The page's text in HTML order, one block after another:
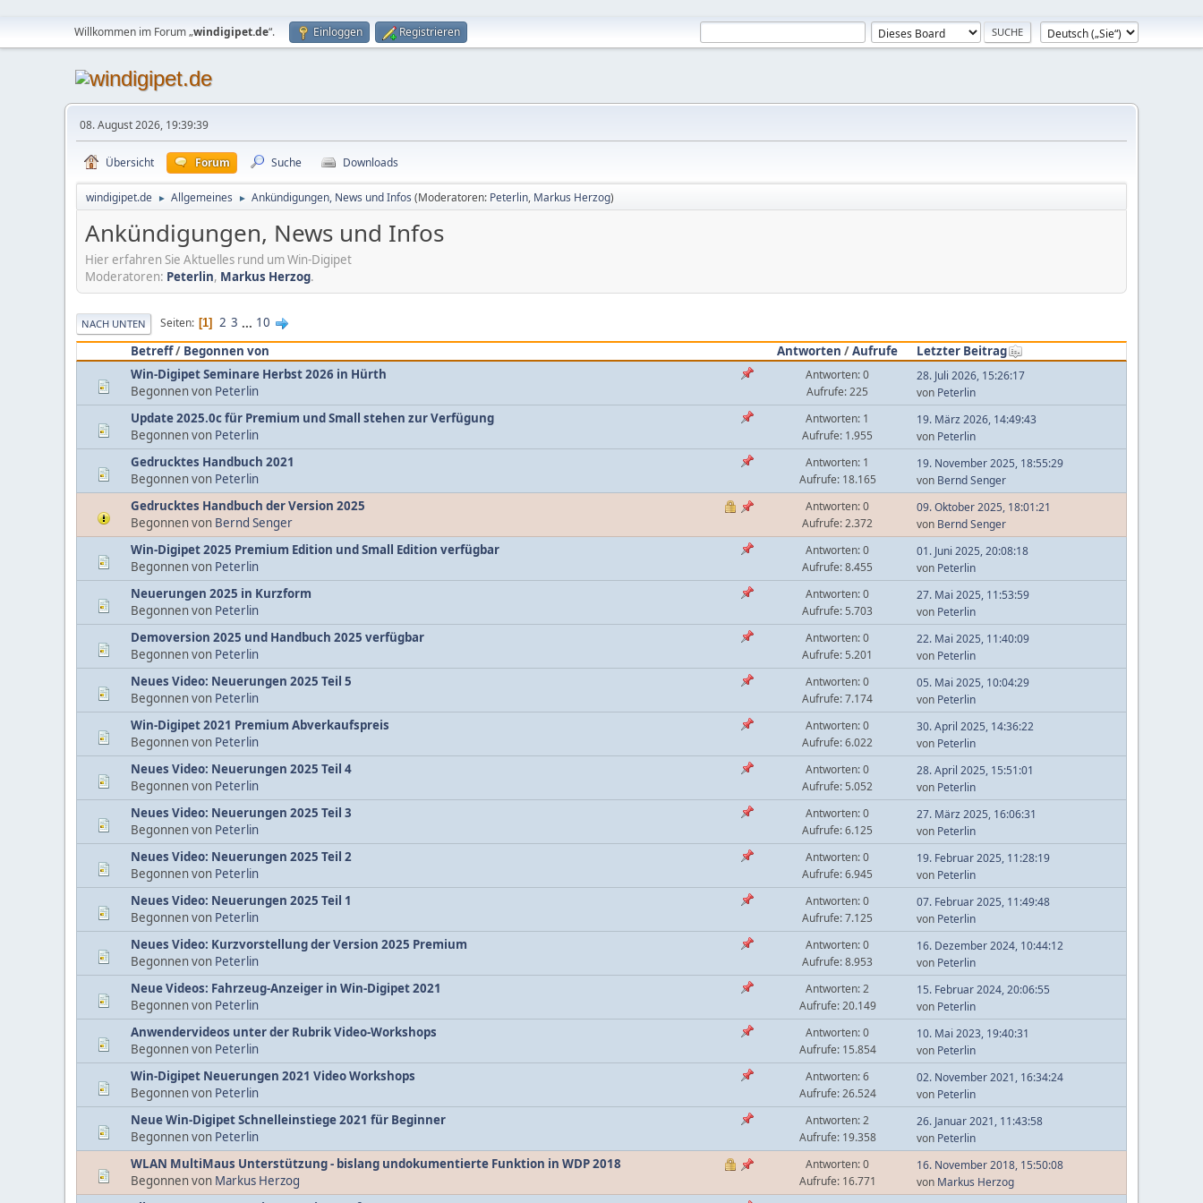
Willkommen im Forum „windigipet.de“. Einloggen Registrieren
08. August 2026, 19:39:39
Übersicht Forum Suche Downloads
windigipet.de ► Allgemeines ► Ankündigungen, News und Infos (Moderatoren: Peterlin, Markus Herzog)
Ankündigungen, News und Infos
Hier erfahren Sie Aktuelles rund um Win-Digipet
Moderatoren: Peterlin, Markus Herzog.
NACH UNTEN Seiten 1 2 3 ... 10
Betreff/ Begonnen von Antworten /Aufrufe
Letzter Beitrag
Win-Digipet Seminare Herbst 2026 in Hürth
Begonnen von Peterlin
Antworten: 0
Aufrufe: 225
28. Juli 2026, 15:26:17
von Peterlin
Update 2025.0c für Premium und Small stehen zur Verfügung
Begonnen von Peterlin
Antworten: 1
Aufrufe: 1.955
19. März 2026, 14:49:43
von Peterlin
Gedrucktes Handbuch 2021
Begonnen von Peterlin
Antworten: 1
Aufrufe: 18.165
19. November 2025, 18:55:29
von Bernd Senger
Gedrucktes Handbuch der Version 2025
Begonnen von Bernd Senger
Antworten: 0
Aufrufe: 2.372
09. Oktober 2025, 18:01:21
von Bernd Senger
Win-Digipet 2025 Premium Edition und Small Edition verfügbar
Begonnen von Peterlin
Antworten: 0
Aufrufe: 8.455
01. Juni 2025, 20:08:18
von Peterlin
Neuerungen 2025 in Kurzform
Begonnen von Peterlin
Antworten: 0
Aufrufe: 5.703
27. Mai 2025, 11:53:59
von Peterlin
Demoversion 2025 und Handbuch 2025 verfügbar
Begonnen von Peterlin
Antworten: 0
Aufrufe: 5.201
22. Mai 2025, 11:40:09
von Peterlin
Neues Video: Neuerungen 2025 Teil 5
Begonnen von Peterlin
Antworten: 0
Aufrufe: 7.174
05. Mai 2025, 10:04:29
von Peterlin
Win-Digipet 2021 Premium Abverkaufspreis
Begonnen von Peterlin
Antworten: 0
Aufrufe: 6.022
30. April 2025, 14:36:22
von Peterlin
Neues Video: Neuerungen 2025 Teil 4
Begonnen von Peterlin
Antworten: 0
Aufrufe: 5.052
28. April 2025, 15:51:01
von Peterlin
Neues Video: Neuerungen 2025 Teil 3
Begonnen von Peterlin
Antworten: 0
Aufrufe: 6.125
27. März 2025, 16:06:31
von Peterlin
Neues Video: Neuerungen 2025 Teil 2
Begonnen von Peterlin
Antworten: 0
Aufrufe: 6.945
19. Februar 2025, 11:28:19
von Peterlin
Neues Video: Neuerungen 2025 Teil 1
Begonnen von Peterlin
Antworten: 0
Aufrufe: 7.125
07. Februar 2025, 11:49:48
von Peterlin
Neues Video: Kurzvorstellung der Version 2025 Premium
Begonnen von Peterlin
Antworten: 0
Aufrufe: 8.953
16. Dezember 2024, 10:44:12
von Peterlin
Neue Videos: Fahrzeug-Anzeiger in Win-Digipet 2021
Begonnen von Peterlin
Antworten: 2
Aufrufe: 20.149
15. Februar 2024, 20:06:55
von Peterlin
Anwendervideos unter der Rubrik Video-Workshops
Begonnen von Peterlin
Antworten: 0
Aufrufe: 15.854
10. Mai 2023, 19:40:31
von Peterlin
Win-Digipet Neuerungen 2021 Video Workshops
Begonnen von Peterlin
Antworten: 6
Aufrufe: 26.524
02. November 2021, 16:34:24
von Peterlin
Neue Win-Digipet Schnelleinstiege 2021 für Beginner
Begonnen von Peterlin
Antworten: 2
Aufrufe: 19.358
26. Januar 2021, 11:43:58
von Peterlin
WLAN MultiMaus Unterstützung - bislang undokumentierte Funktion in WDP 2018
Begonnen von Markus Herzog
Antworten: 0
Aufrufe: 16.771
16. November 2018, 15:50:08
von Markus Herzog